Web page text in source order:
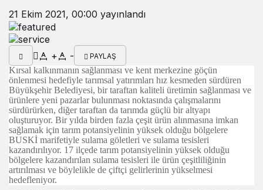
21 Ekim 2021, 00:00 yayınlandı
+ - PAYLAŞ
Kırsal kalkınmanın sağlanması ve kent merkezine göçün
önlenmesi hedefiyle tarımsal yatırımları hız kesmeden sürdüren
Büyükşehir Belediyesi, bir taraftan kaliteli üretimin sağlanması ve
ürünlere yeni pazarlar bulunması noktasında çalışmalarını
sürdürürken, diğer taraftan da tarımda güçlü bir altyapı
oluşturuyor. Bir yılda birden fazla çeşit ürün alınmasına imkan
sağlamak için tarım potansiyelinin yüksek olduğu bölgelere
BUSKİ marifetiyle sulama göletleri ve sulama tesisleri
kazandırılıyor. 17 ilçede tarım potansiyelinin yüksek olduğu
bölgelere kazandırılan sulama tesisleri ile ürün çeşitliliğinin
artırılması ve böylelikle de çiftçi gelirlerinin yükselmesi
hedefleniyor.